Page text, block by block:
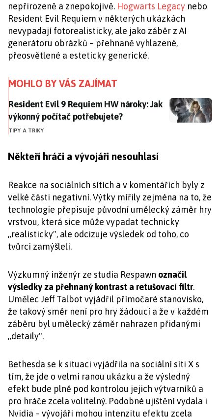
nepřirozeně a znepokojivě. Hogwarts Legacy nebo
Resident Evil Requiem v některých ukázkách
nevypadají fotorealisticky, ale jako záběr z AI
generátoru obrázků – přehnaně vyhlazené,
přeosvětlené a esteticky generické.
MOHLO BY VÁS ZAJÍMAT
Resident Evil 9 Requiem HW nároky: Jak výkonný
Resident Evil 9 Requiem HW nároky: Jak
výkonný počítač potřebujete?
TIPY A TRIKY
Někteří hráči a vývojáři nesouhlasí
Reakce na sociálních sítích a v komentářích byly z
velké části negativní. Výtky mířily zejména na to, že
technologie přepisuje původní umělecký záměr hry
vrstvou, která sice může vypadat technicky
„realisticky", ale odcizuje výsledek od toho, co
tvůrci zamýšleli.
Výzkumný inženýr ze studia Respawn označil
výsledky za přehnaný kontrast a retušovací filtr.
Umělec Jeff Talbot vyjádřil přímočaré stanovisko,
že takový směr není pro hry žádoucí a že v každém
záběru byl umělecký záměr nahrazen přidanými
„detaily".
Bethesda se k situaci vyjádřila na sociální síti X s
tím, že jde o velmi ranou ukázku a že výsledný
efekt bude plně pod kontrolou jejich výtvarníků a
pro hráče zcela volitelný. Podobné ujištění vydala i
Nvidia – vývojáři mohou intenzitu efektu zcela